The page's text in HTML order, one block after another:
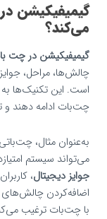
گیمیفیکیشن
می‌کند؟
گیمیفیکیشن در چت‌
چالش‌ها، مراحل،
است. این تکنیک‌ها به
چت‌بات ادامه دهند و
به‌عنوان مثال،
می‌تواند سیستم
جوایز دیجیتال،
اضافه‌کردن چالش‌های
با چت‌بات ترغیب